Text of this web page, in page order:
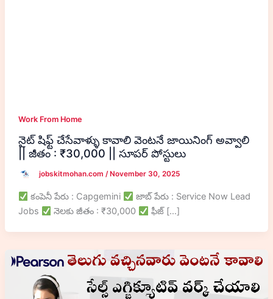
Work From Home
నైట్ షిఫ్ట్ చేసేవాళ్ళు కావాలి వెంటనే జాయినింగ్ అవ్వాలి
|| జీతం : ₹30,000 || సూపర్ పోస్టులు
jobskitmohan.com / November 30, 2025
కంపెనీ పేరు : Capgemini
జాబ్ పేరు : Service Now Lead
Jobs
నెలకు జీతం : ₹30,000 ఫీజ్ […]